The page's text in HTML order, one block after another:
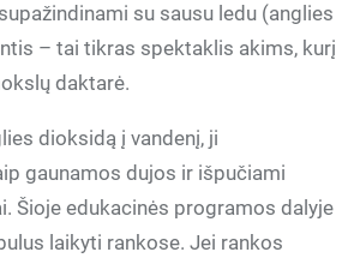
su sausu ledu (anglies
– tai tikras spektaklis akims, kurį
daktarė.
dioksidą į vandenį, ji
gaunamos dujos ir išpučiami
Šioje edukacinės programos dalyje
laikyti rankose. Jei rankos